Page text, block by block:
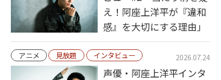
え！阿座上洋平が『違和
感』を大切にする理由」
アニメ 見放題 インタビュー 2026.07.24
声優・阿座上洋平インタ